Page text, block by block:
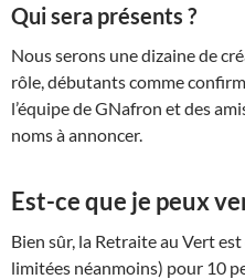
Qui sera présents ?
Nous serons une dizaine de
rôle, débutants comme
l’équipe de GNafron et des
noms à annoncer.
Est-ce que je peux
Bien sûr, la Retraite au Vert
limitées néanmoins) pour 10